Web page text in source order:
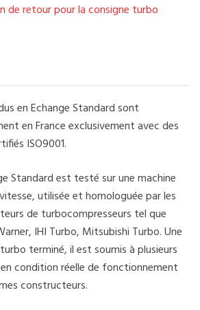
de retour pour la consigne turbo
en Echange Standard sont
en France exclusivement avec des
ISO9001.
Standard est testé sur une machine
utilisée et homologuée par les
de turbocompresseurs tel que
IHI Turbo, Mitsubishi Turbo. Une
terminé, il est soumis à plusieurs
condition réelle de fonctionnement
constructeurs.